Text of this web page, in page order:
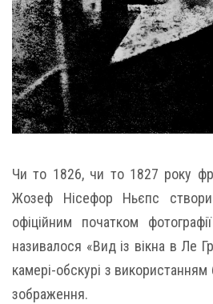
Чи то 1826, чи то 1827 року
Жозеф Нісефор Ньєпс
офіційним початком
називалося «Вид із вікна в Ле
камері-обскурі з використанням
зображення.